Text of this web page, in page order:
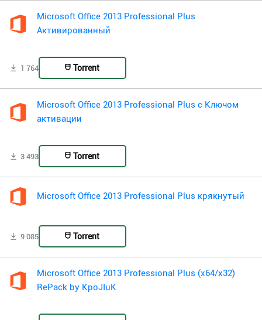
Microsoft Office 2013 Professional Plus
Активированный
1 764 Torrent
Microsoft Office 2013 Professional Plus с Ключом
активации
3 493 Torrent
Microsoft Office 2013 Professional Plus крякнутый
9 085 Torrent
Microsoft Office 2013 Professional Plus (x64/x32)
RePack by KpoJIuK